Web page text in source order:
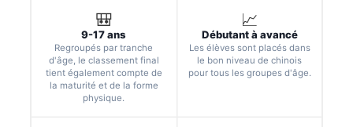
🎒
9-17 ans
Regroupés par tranche
d'âge, le classement final
tient également compte de
la maturité et de la forme
physique.
📈
Débutant à avancé
Les élèves sont placés dans
le bon niveau de chinois
pour tous les groupes d'âge.